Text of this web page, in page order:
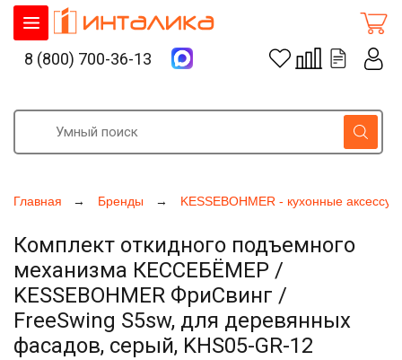
Главная Бренды KESSEBOHMER - кухонные
Комплект откидного подъемного
механизма КЕССЕБЁМЕР /
KESSEBOHMER ФриСвинг /
FreeSwing S5sw, для деревянных
фасадов, серый, KHS05-GR-12
8 (800) 700-36-13